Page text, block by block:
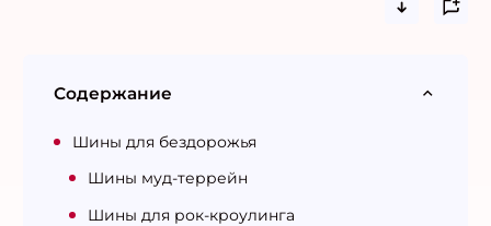
Содержание
Шины для бездорожья
Шины муд-террейн
Шины для рок-кроулинга